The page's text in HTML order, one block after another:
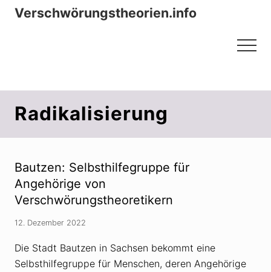
Menu
Zum
ZurVerschwörungstheorien.info
Menu
Radikalisierung
Bautzen: Selbsthilfegruppe für
Angehörige von
Verschwörungstheoretikern
12. Dezember 2022
Die Stadt Bautzen in Sachsen bekommt eine
Selbsthilfegruppe für Menschen, deren Angehörige